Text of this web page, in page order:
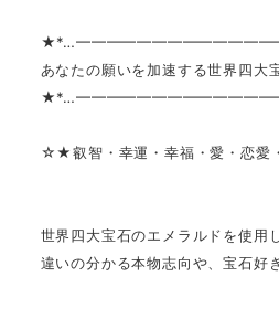
あなたの願いを加速する世界四大
☆★叡智・幸運・幸福・愛・恋愛
世界四大宝石のエメラルドを使用
違いの分かる本物志向や、宝石好